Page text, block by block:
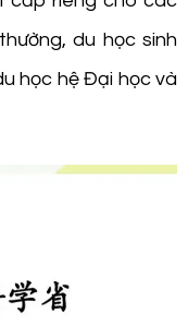
du học sinh
học hệ Đại học và